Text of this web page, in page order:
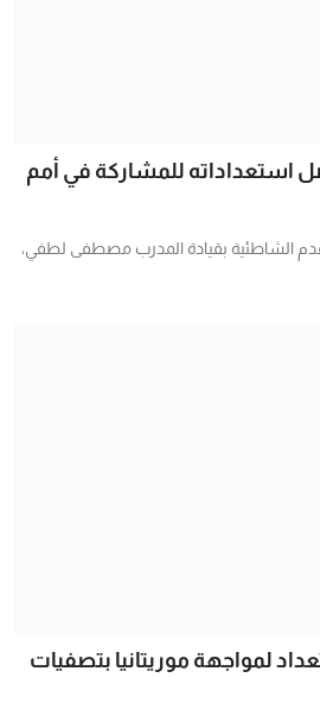
استعداداته للمشاركة في أمم
الشاطئية بقيادة المدرب مصطفى لطفي،
لمواجهة موريتانيا بتصفيات